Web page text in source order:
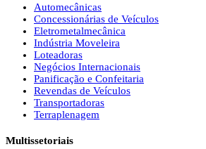
Automecânicas
Concessionárias de Veículos
Eletrometalmecânica
Indústria Moveleira
Loteadoras
Negócios Internacionais
Panificação e Confeitaria
Revendas de Veículos
Transportadoras
Terraplenagem
Multissetoriais